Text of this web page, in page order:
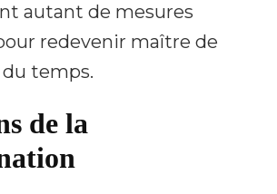
autant de mesures
redevenir maître de
temps.
de la